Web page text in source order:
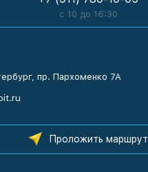
с 10 до 16:30
пр. Пархоменко 7А
Проложить маршрут